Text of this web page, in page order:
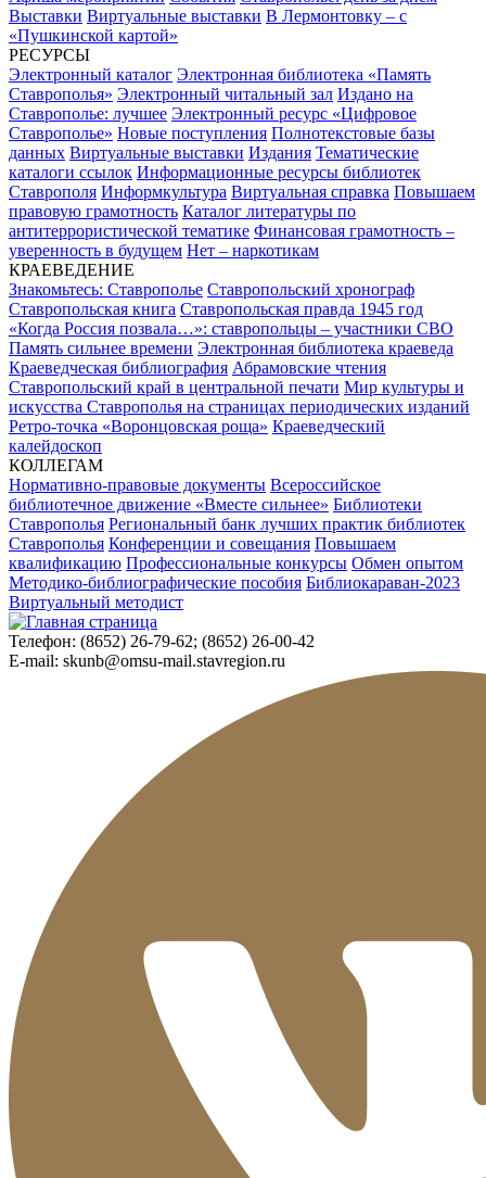
Выставки Виртуальные выставки В Лермонтовку – с
«Пушкинской картой»
РЕСУРСЫ
Электронный каталог Электронная библиотека «Память
Ставрополья» Электронный читальный зал Издано на
Ставрополье: лучшее Электронный ресурс «Цифровое
Ставрополье» Новые поступления Полнотекстовые базы
данных Виртуальные выставки Издания Тематические
каталоги ссылок Информационные ресурсы библиотек
Ставрополя Информкультура Виртуальная справка Повышаем
правовую грамотность Каталог литературы по
антитеррористической тематике Финансовая грамотность –
уверенность в будущем Нет – наркотикам
КРАЕВЕДЕНИЕ
Знакомьтесь: Ставрополье Ставропольский хронограф
Ставропольская книга Ставропольская правда 1945 год
«Когда Россия позвала…»: ставропольцы – участники СВО
Память сильнее времени Электронная библиотека краеведа
Краеведческая библиография Абрамовские чтения
Ставропольский край в центральной печати Мир культуры и
искусства Ставрополья на страницах периодических изданий
Ретро-точка «Воронцовская роща» Краеведческий
калейдоскоп
КОЛЛЕГАМ
Нормативно-правовые документы Всероссийское
библиотечное движение «Вместе сильнее» Библиотеки
Ставрополья Региональный банк лучших практик библиотек
Ставрополья Конференции и совещания Повышаем
квалификацию Профессиональные конкурсы Обмен опытом
Методико-библиографические пособия Библиокараван-2023
Виртуальный методист
Телефон: (8652) 26-79-62; (8652) 26-00-42
E-mail: skunb@omsu-mail.stavregion.ru